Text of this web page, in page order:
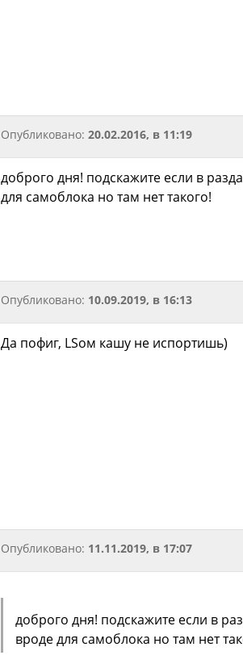
Опубликовано: 20.02.2016, в 11:19
доброго дня! подскажите если в
для самоблока но там нет такого!
Опубликовано: 10.09.2019, в 16:13
Да пофиг, LSом кашу не испортишь)
Опубликовано: 11.11.2019, в 17:07
доброго дня! подскажите если в
вроде для самоблока но там нет